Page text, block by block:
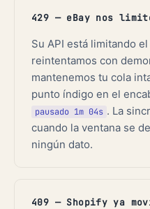
429 — eBay nos
Su API está limitando
reintentamos con
mantenemos tu cola
punto índigo en el
pausado 1m 04s . La
cuando la ventana se
ningún dato.
409 — Shopify ya